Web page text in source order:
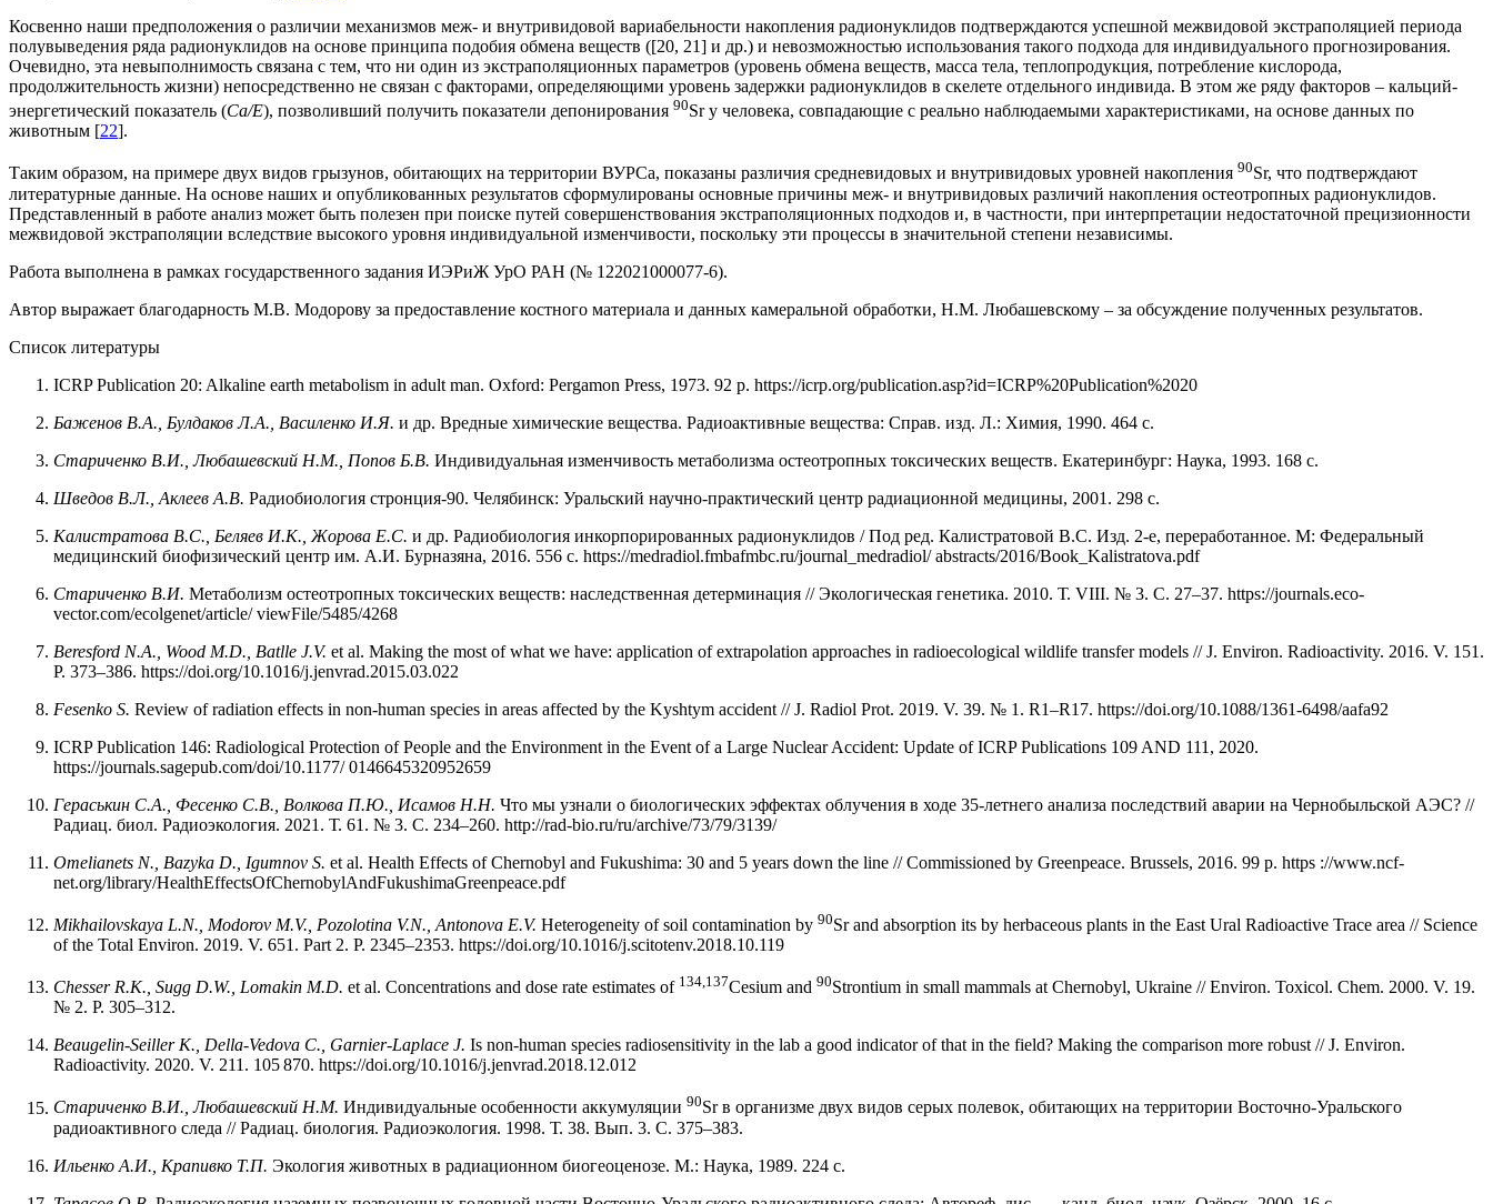
Косвенно наши предположения о различии механизмов меж- и внутривидовой вариабельности накопления радионуклидов подтверждаются успешной межвидовой экстраполяцией периода
полувыведения ряда радионуклидов на основе принципа подобия обмена веществ ([20, 21] и др.) и невозможностью использования такого подхода для индивидуального прогнозирования.
Очевидно, эта невыполнимость связана с тем, что ни один из экстраполяционных параметров (уровень обмена веществ, масса тела, теплопродукция, потребление кислорода,
продолжительность жизни) непосредственно не связан с факторами, определяющими уровень задержки радионуклидов в скелете отдельного индивида. В этом же ряду факторов – кальций-
энергетический показатель (Са/Е), позволивший получить показатели депонирования 90Sr у человека, совпадающие с реально наблюдаемыми характеристиками, на основе данных по
животным [22].
Таким образом, на примере двух видов грызунов, обитающих на территории ВУРСа, показаны различия средневидовых и внутривидовых уровней накопления 90Sr, что подтверждают
литературные данные. На основе наших и опубликованных результатов сформулированы основные причины меж- и внутривидовых различий накопления остеотропных радионуклидов.
Представленный в работе анализ может быть полезен при поиске путей совершенствования экстраполяционных подходов и, в частности, при интерпретации недостаточной прецизионности
межвидовой экстраполяции вследствие высокого уровня индивидуальной изменчивости, поскольку эти процессы в значительной степени независимы.
Работа выполнена в рамках государственного задания ИЭРиЖ УрО РАН (№ 122021000077-6).
Автор выражает благодарность М.В. Модорову за предоставление костного материала и данных камеральной обработки, Н.М. Любашевскому – за обсуждение полученных результатов.
Список литературы
ICRP Publication 20: Alkaline earth metabolism in adult man. Oxford: Pergamon Press, 1973. 92 p. https://icrp.org/publication.asp?id=ICRP%20Publication%2020
Баженов В.А., Булдаков Л.А., Василенко И.Я. и др. Вредные химические вещества. Радиоактивные вещества: Справ. изд. Л.: Химия, 1990. 464 с.
Стариченко В.И., Любашевский Н.М., Попов Б.В. Индивидуальная изменчивость метаболизма остеотропных токсических веществ. Екатеринбург: Наука, 1993. 168 с.
Шведов В.Л., Аклеев А.В. Радиобиология стронция-90. Челябинск: Уральский научно-практический центр радиационной медицины, 2001. 298 с.
Калистратова В.С., Беляев И.К., Жорова Е.С. и др. Радиобиология инкорпорированных радионуклидов / Под ред. Калистратовой В.С. Изд. 2-е, переработанное. М: Федеральный
медицинский биофизический центр им. А.И. Бурназяна, 2016. 556 с. https://medradiol.fmbafmbc.ru/journal_medradiol/ abstracts/2016/Book_Kalistratova.pdf
Стариченко В.И. Метаболизм остеотропных токсических веществ: наследственная детерминация // Экологическая генетика. 2010. Т. VIII. № 3. С. 27–37. https://journals.eco-
vector.com/ecolgenet/article/ viewFile/5485/4268
Beresford N.A., Wood M.D., Batlle J.V. et al. Making the most of what we have: application of extrapolation approaches in radioecological wildlife transfer models // J. Environ. Radioactivity. 2016. V. 151.
P. 373–386. https://doi.org/10.1016/j.jenvrad.2015.03.022
Fesenko S. Review of radiation effects in non-human species in areas affected by the Kyshtym accident // J. Radiol Prot. 2019. V. 39. № 1. R1–R17. https://doi.org/10.1088/1361-6498/aafa92
ICRP Publication 146: Radiological Protection of People and the Environment in the Event of a Large Nuclear Accident: Update of ICRP Publications 109 AND 111, 2020.
https://journals.sagepub.com/doi/10.1177/ 0146645320952659
Гераськин С.А., Фесенко С.В., Волкова П.Ю., Исамов Н.Н. Что мы узнали о биологических эффектах облучения в ходе 35-летнего анализа последствий аварии на Чернобыльской АЭС? //
Радиац. биол. Радиоэкология. 2021. Т. 61. № 3. С. 234–260. http://rad-bio.ru/ru/archive/73/79/3139/
Omelianets N., Bazyka D., Igumnov S. et al. Health Effects of Chernobyl and Fukushima: 30 and 5 years down the line // Commissioned by Greenpeace. Brussels, 2016. 99 p. https ://www.ncf-
net.org/library/HealthEffectsOfChernobylAndFukushimaGreenpeace.pdf
Mikhailovskaya L.N., Modorov M.V., Pozolotina V.N., Antonova E.V. Heterogeneity of soil contamination by 90Sr and absorption its by herbaceous plants in the East Ural Radioactive Trace area // Science
of the Total Environ. 2019. V. 651. Part 2. P. 2345–2353. https://doi.org/10.1016/j.scitotenv.2018.10.119
Chesser R.K., Sugg D.W., Lomakin M.D. et al. Concentrations and dose rate estimates of 134,137Cesium and 90Strontium in small mammals at Chernobyl, Ukraine // Environ. Toxicol. Chem. 2000. V. 19.
№ 2. P. 305–312.
Beaugelin-Seiller K., Della-Vedova C., Garnier-Laplace J. Is non-human species radiosensitivity in the lab a good indicator of that in the field? Making the comparison more robust // J. Environ.
Radioactivity. 2020. V. 211. 105 870. https://doi.org/10.1016/j.jenvrad.2018.12.012
Стариченко В.И., Любашевский Н.М. Индивидуальные особенности аккумуляции 90Sr в организме двух видов серых полевок, обитающих на территории Восточно-Уральского
радиоактивного следа // Радиац. биология. Радиоэкология. 1998. Т. 38. Вып. 3. С. 375–383.
Ильенко А.И., Крапивко Т.П. Экология животных в радиационном биогеоценозе. М.: Наука, 1989. 224 с.